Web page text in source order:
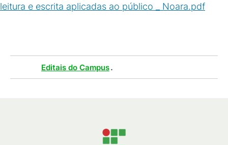
leitura e escrita aplicadas ao público _ Noara.pdf
Editais do Campus.